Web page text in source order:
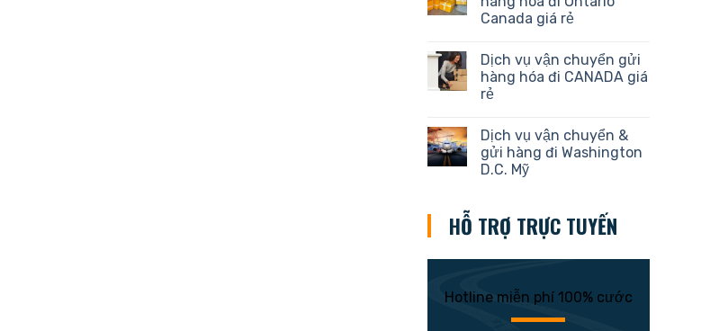
Canada giá rẻ
Dịch vụ vận chuyển gửi
hàng hóa đi CANADA giá
rẻ
Dịch vụ vận chuyển &
gửi hàng đi Washington
D.C. Mỹ
HỖ TRỢ TRỰC TUYẾN
Hotline miễn phí 100% cước